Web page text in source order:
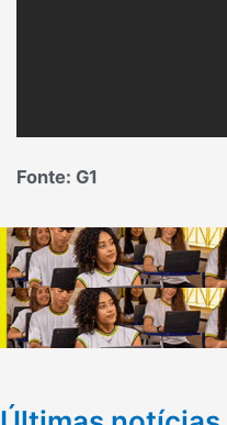
Fonte: G1